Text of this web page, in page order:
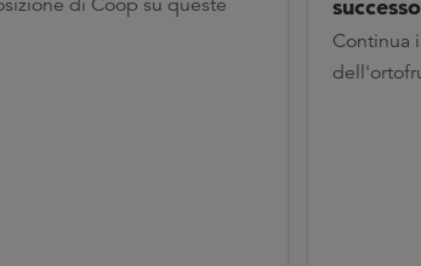
di Coop su queste
successo
Continua